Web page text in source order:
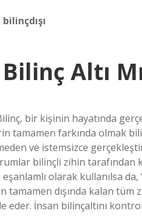
Altı
bir kişinin hayatında
tamamen farkında olmak
ve istemsizce
bilinçli zihin tarafından
olarak kullanılsa
tamamen dışında kalan
eder. İnsan bilinçaltını